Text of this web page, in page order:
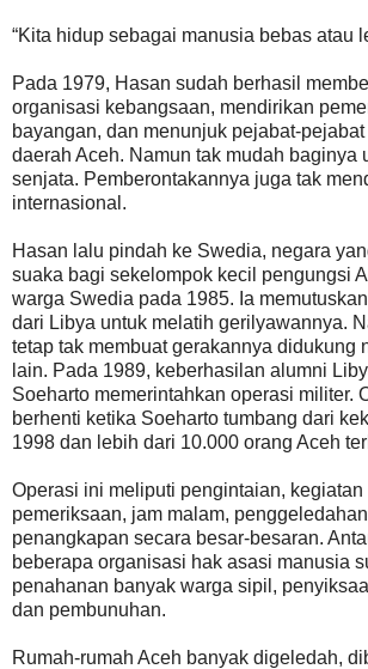
“Kita hidup sebagai manusia bebas atau
Pada 1979, Hasan sudah berhasil
organisasi kebangsaan, mendirikan
bayangan, dan menunjuk pejabat-
daerah Aceh. Namun tak mudah baginya
senjata. Pemberontakannya juga tak
internasional.
Hasan lalu pindah ke Swedia, negara
suaka bagi sekelompok kecil pengungsi
warga Swedia pada 1985. Ia
dari Libya untuk melatih gerilyawannya.
tetap tak membuat gerakannya didukung
lain. Pada 1989, keberhasilan alumni
Soeharto memerintahkan operasi militer.
berhenti ketika Soeharto tumbang dari
1998 dan lebih dari 10.000 orang Aceh
Operasi ini meliputi pengintaian, kegiatan
pemeriksaan, jam malam,
penangkapan secara besar-besaran.
beberapa organisasi hak asasi manusia
penahanan banyak warga sipil,
dan pembunuhan.
Rumah-rumah Aceh banyak digeledah,